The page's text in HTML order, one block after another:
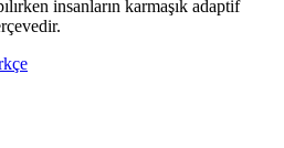
insanların karmaşık adaptif